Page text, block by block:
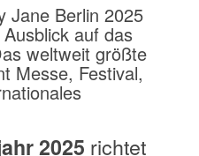
Jane Berlin 2025
auf das
weltweit größte
Messe, Festival,
2025 richtet